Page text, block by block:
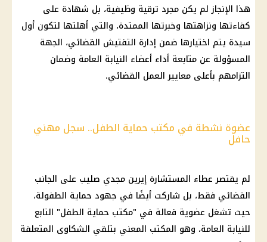
هذا الإنجاز لم يكن مجرد ترقية وظيفية، بل شهادة على
كفاءتها ونزاهتها وخبرتها الممتدة، والتي أهلتها لتكون أول
سيدة يتم اختيارها ضمن إدارة التفتيش القضائي، الجهة
المسؤولة عن متابعة أداء أعضاء النيابة العامة وضمان
التزامهم بأعلى معايير العمل القضائي.
عضوة نشطة في مكتب حماية الطفل.. سجل مهني
حافل
لم يقتصر عطاء المستشارة إيرين مجدي صليب على الجانب
القضائي فقط، بل شاركت أيضًا في جهود حماية الطفولة،
حيث تشغل عضوية فعالة في "مكتب حماية الطفل" التابع
للنيابة العامة، وهو المكتب المعني بتلقي الشكاوى المتعلقة